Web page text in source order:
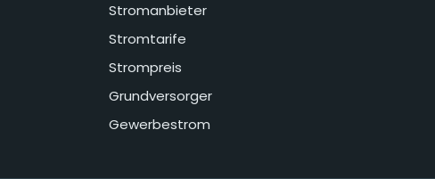
Stromanbieter
Stromtarife
Strompreis
Grundversorger
Gewerbestrom